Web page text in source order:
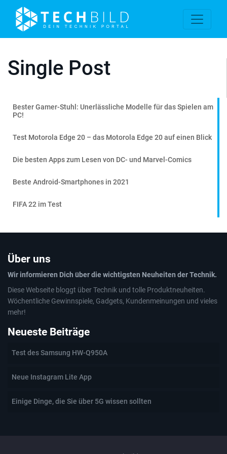
Single Post
Bester Gamer-Stuhl: Unerlässliche Modelle für das Spielen am
PC!
Test Motorola Edge 20 – das Motorola Edge 20 auf einen Blick
Die besten Apps zum Lesen von DC- und Marvel-Comics
Beste Android-Smartphones in 2021
FIFA 22 im Test
Über uns
Wir informieren Dich über die wichtigsten Neuheiten der Technik.
Diese Webseite bloggt über Technik und tolle Produktneuheiten.
Wöchentliche Gewinnspiele, Gadgets, Kundenmeinungen und vieles
mehr!
Neueste Beiträge
Test des Samsung HW-Q950A
Neue Instagram Lite App
Einige Dinge, die Sie über 5G wissen sollten